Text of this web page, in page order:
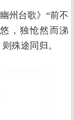
州台歌》“前不
，独怆然而涕
殊途同归。